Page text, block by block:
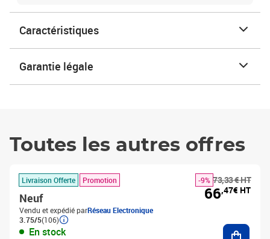
Caractéristiques
Garantie légale
Toutes les autres offres
Livraison Offerte Promotion
Neuf
Vendu et expédié parRéseau Electronique
3.75/5(106)
En stock
73,33 € HT
-9%
66,47€ HT